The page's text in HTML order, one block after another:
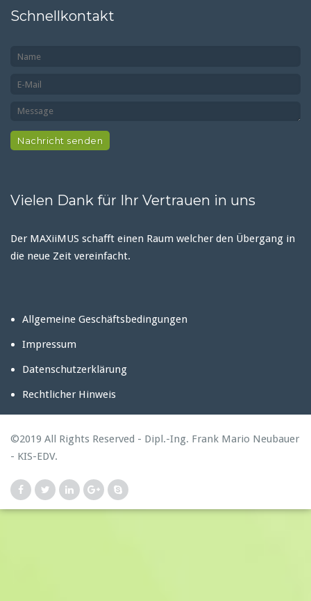
Schnellkontakt
Vielen Dank für Ihr Vertrauen in uns
Der MAXiiMUS schafft einen Raum welcher den Übergang in
die neue Zeit vereinfacht.
Allgemeine Geschäftsbedingungen
Impressum
Datenschutzerklärung
Rechtlicher Hinweis
©2019 All Rights Reserved - Dipl.-Ing. Frank Mario Neubauer
- KIS-EDV.